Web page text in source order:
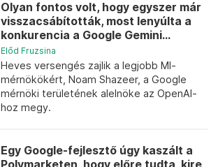
Olyan fontos volt, hogy egyszer már
visszacsábították, most lenyúlta a
konkurencia a Google Gemini...
Előd Fruzsina
Heves versengés zajlik a legjobb MI-
mérnökökért, Noam Shazeer, a Google
mérnöki területének alelnöke az OpenAI-
hoz megy.
Egy Google-fejlesztő úgy kaszált a